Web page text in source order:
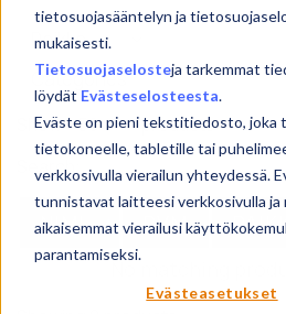
tietosuojasääntelyn ja
mukaisesti.
Tietosuojaselosteja tarkemmat
löydät Evästeselosteesta.
Eväste on pieni tekstitiedosto, joka
tietokoneelle, tabletille tai
verkkosivulla vierailun yhteydessä.
tunnistavat laitteesi verkkosivulla ja
aikaisemmat vierailusi
parantamiseksi.
Evästeasetukset
Show
products
Search:
NIMI PVM
No matching